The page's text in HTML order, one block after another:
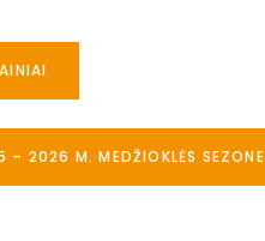
– 2026 M. MEDŽIOKLĖS SEZONE